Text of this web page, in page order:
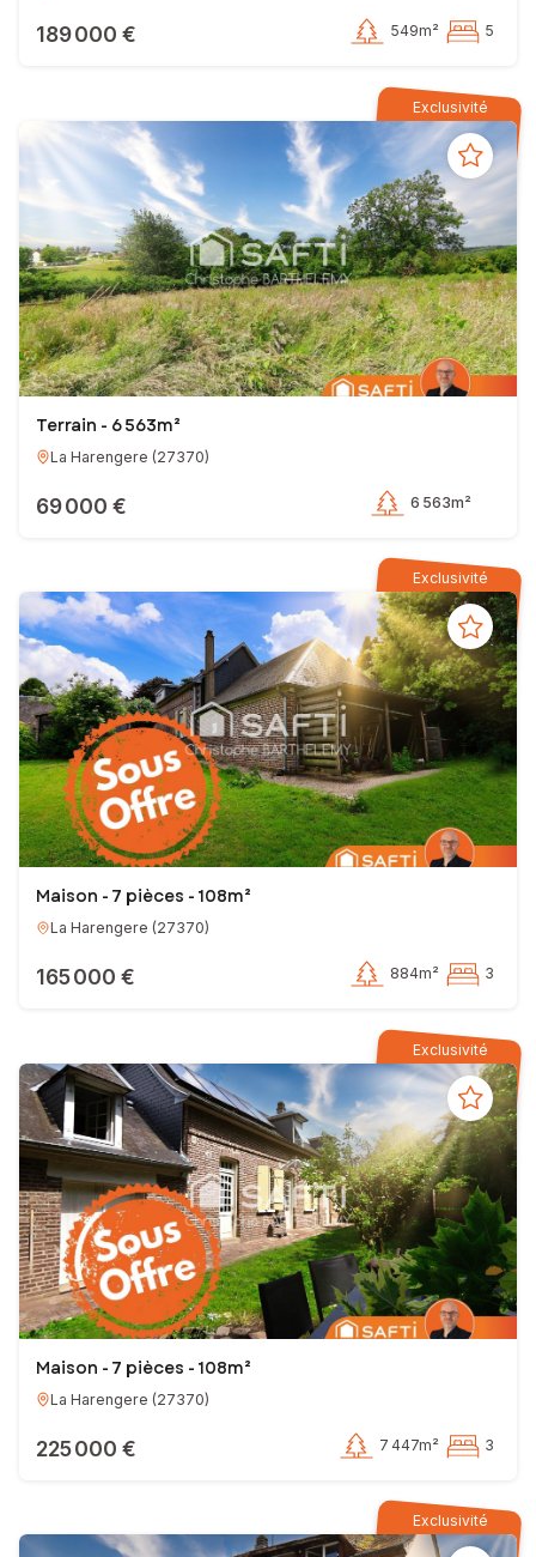
189 000 € 549m² 5
Exclusivité
Terrain - 6 563m²
La Harengere (27370)
69 000 € 6 563m²
Exclusivité
Maison - 7 pièces - 108m²
La Harengere (27370)
165 000 € 884m² 3
Exclusivité
Maison - 7 pièces - 108m²
La Harengere (27370)
225 000 € 7 447m² 3
Exclusivité